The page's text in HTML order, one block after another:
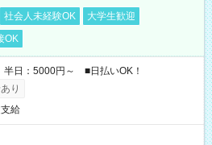
社会人未経験OK
大学生歓迎
OK
日：5000円～ ■日払いOK！
り
給